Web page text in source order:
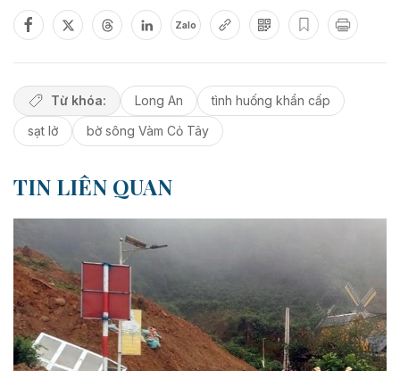
Zalo
Từ khóa: Long An
tình huống khẩn cấp
sạt lở
bờ sông Vàm Cỏ Tây
TIN LIÊN QUAN